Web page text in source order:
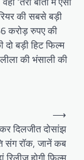
की सबसे बड़ी
करोड़ रुपए की
बड़ी हिट फिल्म
की भंसाली की
दिलजीत दोसांझ
संग रॉक, जानें कब
⟶